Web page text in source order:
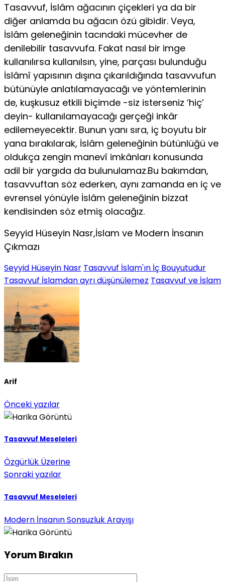
Tasavvuf, İslâm ağacının çiçekleri ya da bir
diğer anlamda bu ağacın özü gibidir. Veya,
İslâm geleneğinin tacındaki mücevher de
denilebilir tasavvufa. Fakat nasıl bir imge
kullanılırsa kullanılsın, yine, parçası bulunduğu
İslâmî yapısının dışına çıkarıldığında tasavvufun
bütü­nüyle anlatılamayacağı ve yöntemlerinin
de, kuşkusuz etkili biçimde -siz isterseniz ‘hiç’
deyin- kullanılamayacağı gerçeği inkâr
edilemeyecektir. Bunun yanı sıra, iç boyutu bir
yana bırakılarak, İslâm geleneğinin bütünlüğü ve
oldukça zengin manevî imkânları konusunda
adil bir yargıda da bulunulamaz.Bu bakımdan,
tasavvuftan söz ederken, aynı zamanda en iç ve
evrensel yönüyle İslâm geleneğinin bizzat
kendisinden söz etmiş olacağız.
Seyyid Hüseyin Nasr,İslam ve Modern İnsanın
Çıkmazı
Seyyid Hüseyin Nasr Tasavvuf İslam'ın İç Bouyutudur
Tasavvuf İslamdan ayrı düşünülemez Tasavvuf ve İslam
Arif
Önceki yazılar
Tasavvuf Meseleleri
Özgürlük Üzerine
Sonraki yazılar
Tasavvuf Meseleleri
Modern İnsanın Sonsuzluk Arayışı
Yorum Bırakın